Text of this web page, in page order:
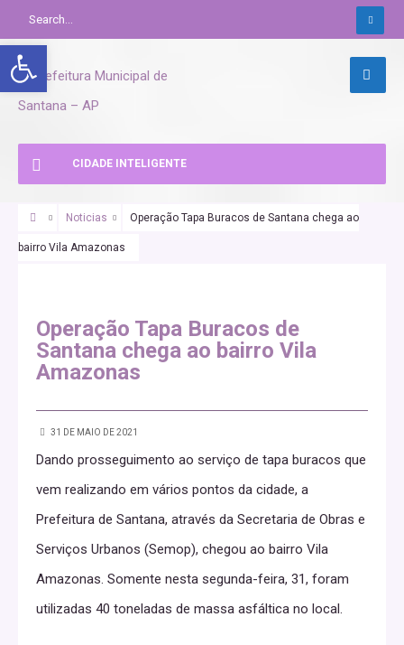
Abrir a barra de ferramentas
CIDADE INTELIGENTE
Noticias Operação Tapa Buracos de Santana chega ao
bairro Vila Amazonas
Operação Tapa Buracos de
Santana chega ao bairro Vila
Amazonas
31 DE MAIO DE 2021
Dando prosseguimento ao serviço de tapa buracos que
vem realizando em vários pontos da cidade, a
Prefeitura de Santana, através da Secretaria de Obras e
Serviços Urbanos (Semop), chegou ao bairro Vila
Amazonas. Somente nesta segunda-feira, 31, foram
utilizadas 40 toneladas de massa asfáltica no local.